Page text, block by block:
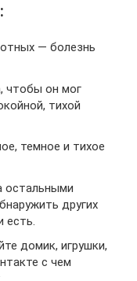
— болезнь
чтобы он мог
тихой
темное и тихое
остальными
других
есть.
домик, игрушки,
с чем